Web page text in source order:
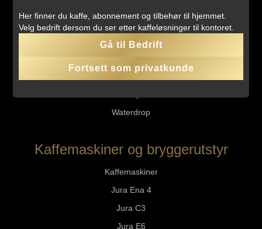
Tilbehør
Porselen
Maskintilbehør
Waterdrop
Kaffemaskiner og bryggerutstyr
Kaffemaskiner
Jura Ena 4
Jura C3
Jura E6
Her finner du kaffe, abonnement og tilbehør til hjemmet.
Velg bedrift dersom du ser etter kaffeløsninger til kontoret.
Gå til Bedrift
Fortsett som privatkunde